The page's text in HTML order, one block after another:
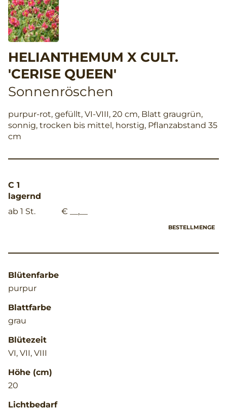
HELIANTHEMUM X CULT.
'CERISE QUEEN'
Sonnenröschen
purpur-rot, gefüllt, VI-VIII, 20 cm, Blatt graugrün,
sonnig, trocken bis mittel, horstig, Pflanzabstand 35
cm
C 1
lagernd
ab 1 St.
€ __,__
BESTELLMENGE
Blütenfarbe
purpur
Blattfarbe
grau
Blütezeit
VI, VII, VIII
Höhe (cm)
20
Lichtbedarf